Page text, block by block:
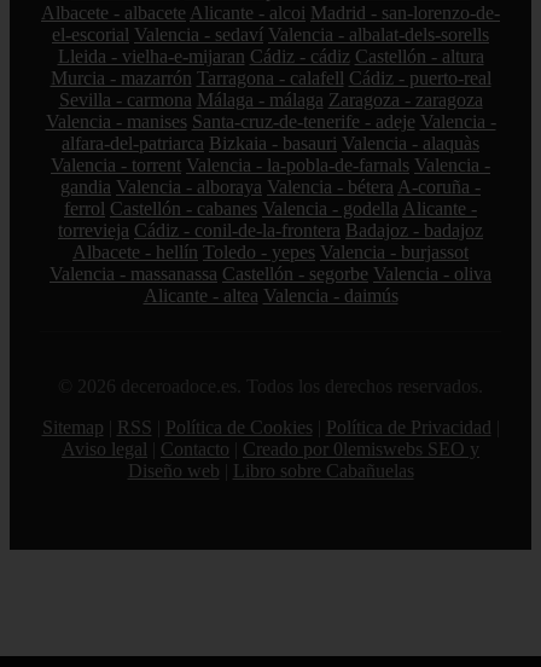
Albacete - albacete Alicante - alcoi Madrid - san-lorenzo-de-
el-escorial Valencia - sedaví Valencia - albalat-dels-sorells
Lleida - vielha-e-mijaran Cádiz - cádiz Castellón - altura
Murcia - mazarrón Tarragona - calafell Cádiz - puerto-real
Sevilla - carmona Málaga - málaga Zaragoza - zaragoza
Valencia - manises Santa-cruz-de-tenerife - adeje Valencia -
alfara-del-patriarca Bizkaia - basauri Valencia - alaquàs
Valencia - torrent Valencia - la-pobla-de-farnals Valencia -
gandia Valencia - alboraya Valencia - bétera A-coruña -
ferrol Castellón - cabanes Valencia - godella Alicante -
torrevieja Cádiz - conil-de-la-frontera Badajoz - badajoz
Albacete - hellín Toledo - yepes Valencia - burjassot
Valencia - massanassa Castellón - segorbe Valencia - oliva
Alicante - altea Valencia - daimús
© 2026 deceroadoce.es. Todos los derechos reservados.
Sitemap
RSS Política de Cookies Política de Privacidad
Aviso legal
Contacto
Creado por 0lemiswebs SEO y
Diseño web
Libro sobre Cabañuelas